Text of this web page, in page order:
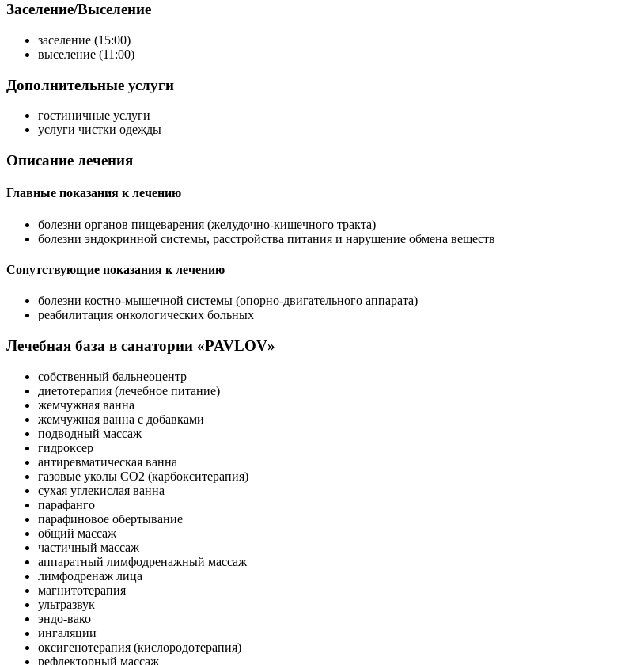
Заселение/Выселение
заселение (15:00)
выселение (11:00)
Дополнительные услуги
гостиничные услуги
услуги чистки одежды
Описание лечения
Главные показания к лечению
болезни органов пищеварения (желудочно-кишечного тракта)
болезни эндокринной системы, расстройства питания и нарушение обмена веществ
Сопутствующие показания к лечению
болезни костно-мышечной системы (опорно-двигательного аппарата)
реабилитация онкологических больных
Лечебная база в санатории «PAVLOV»
собственный бальнеоцентр
диетотерапия (лечебное питание)
жемчужная ванна
жемчужная ванна с добавками
подводный массаж
гидроксер
антиревматическая ванна
газовые уколы СО2 (карбокситерапия)
сухая углекислая ванна
парафанго
парафиновое обертывание
общий массаж
частичный массаж
аппаратный лимфодренажный массаж
лимфодренаж лица
магнитотерапия
ультразвук
эндо-вако
ингаляции
оксигенотерапия (кислородотерапия)
рефлекторный массаж